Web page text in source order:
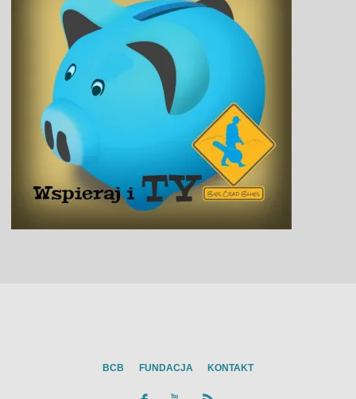
BCB FUNDACJA KONTAKT